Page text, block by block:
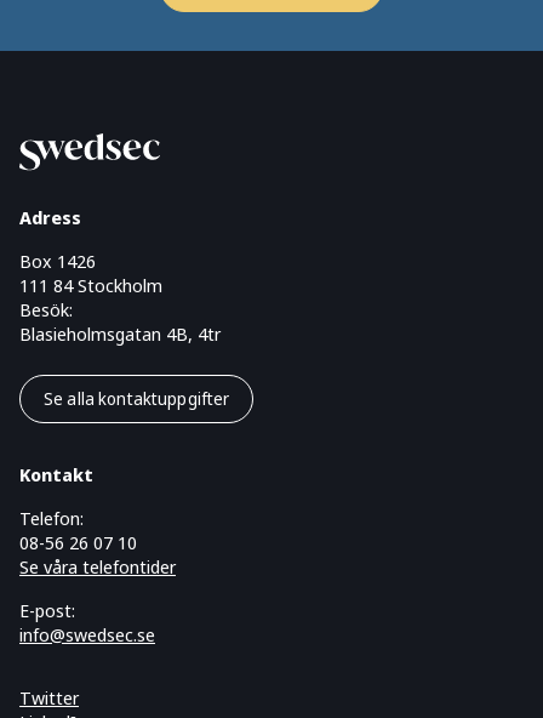
Adress
Box 1426
111 84 Stockholm
Besök:
Blasieholmsgatan 4B, 4tr
Se alla kontaktuppgifter
Kontakt
Telefon:
08-56 26 07 10
Se våra telefontider
E-post:
info@swedsec.se
Twitter